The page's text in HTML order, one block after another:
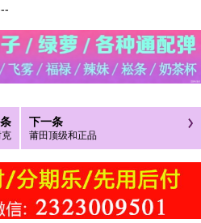
条 下一条
莆田顶级和正品